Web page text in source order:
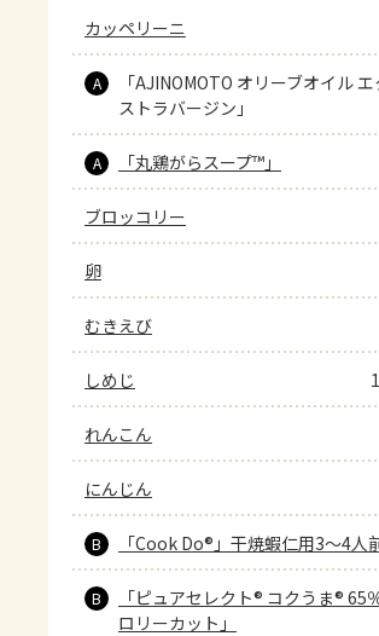
カッペリーニ
A
「AJINOMOTO オリーブオイル エ
ストラバージン」
A 「丸鶏がらスープ™」
ブロッコリー
卵
むきえび
しめじ
れんこん
にんじん
B 「Cook Do®」干焼蝦仁用3～4人
B
「ピュアセレクト® コクうま® 65
ロリーカット」